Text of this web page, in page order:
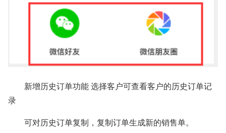
新增历史订单功能 选择客户可查看客户的历史订单记
录
可对历史订单复制，复制订单生成新的销售单。